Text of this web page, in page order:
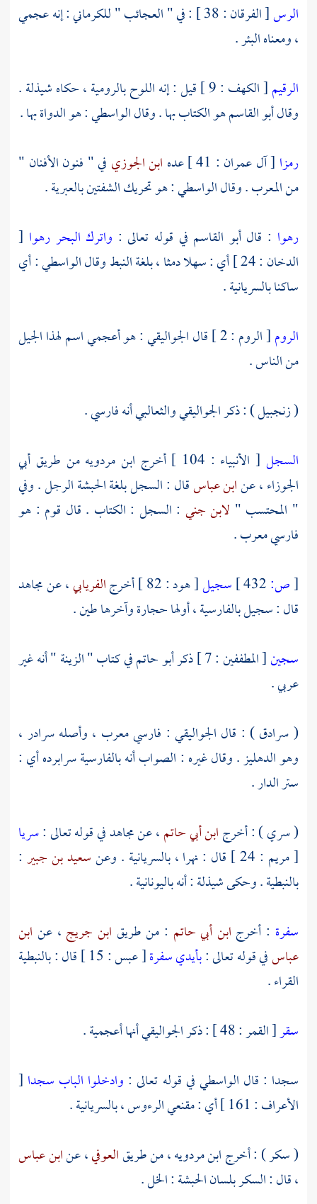
الرس[ الفرقان : 38 ] : في " العجائب " للكرماني: إنه عجمي
، ومعناه البئر .
الرقيم[ الكهف : 9 ] قيل : إنه اللوح بالرومية ، حكاه شيذلة.
وقالأبو القاسمهو الكتاب بها . وقالالواسطي: هو الدواة بها .
رمزا [ آل عمران : 41 ] عده ابن الجوزي في " فنون الأفنان "
من المعرب . وقالالواسطي: هو تحريك الشفتين بالعبرية .
رهوا : قالأبو القاسم في قوله تعالى : واترك البحر رهوا [
الدخان : 24 ] أي : سهلا دمثا ، بلغة النبط وقال
الواسطي: أي
ساكنا بالسريانية .
الروم[ الروم : 2 ] قال الجواليقي: هو أعجمي اسم لهذا الجيل
من الناس .
( زنجبيل ) : ذكرالجواليقيوالثعالبيأنه فارسي .
السجل [ الأنبياء : 104 ] أخرج ابن مردويهمن طريق أبي
الجوزاء، عنابن عباسقال : السجل بلغةالحبشةالرجل . وفي
" المحتسب " لابن جني : السجل : الكتاب . قال قوم : هو
فارسي معرب .
[ص: سجيل[ هود : 82 ] أخرج الفريابي، عنمجاهد
قال : سجيل بالفارسية ، أولها حجارة وآخرها طين .
سجين[ المطففين : 7 ] ذكر أبو حاتمفي كتاب " الزينة " أنه غير
عربي .
( سرادق ) : قال الجواليقي : فارسي معرب ، وأصله سرادر ،
وهو الدهليز . وقال غيره : الصواب أنه بالفارسية سرابرده أي :
ستر الدار .
( سري ) : أخرجابن أبي حاتم، عنمجاهدفي قوله تعالى :سريا
[ مريم : 24 ] قال : نهرا ، بالسريانية . وعن
سعيد بن جبير :
بالنبطية . وحكىشيذلة: أنه باليونانية .
سفرة : أخرج ابن أبي حاتم : من طريق ابن جريج ، عن ابن
عباسفي قوله تعالى :بأيدي سفرة
[ عبس : 15 ] قال : بالنبطية
القراء .
سقر[ القمر : 48 ] : ذكر الجواليقيأنها أعجمية .
سجدا : قال الواسطيفي قوله تعالى : وادخلوا الباب سجدا [
الأعراف : 161 ] أي : مقنعي الرءوس ، بالسريانية .
( سكر ) : أخرجابن مردويه، من طريقالعوفي، عنابن عباس
، قال : السكر بلسانالحبشة: الخل .